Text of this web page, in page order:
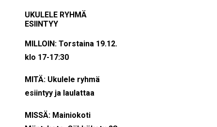
UKULELE RYHMÄ
ESIINTYY
MILLOIN: Torstaina 19.12.
klo 17-17:30
MITÄ: Ukulele ryhmä
esiintyy ja laulattaa
MISSÄ: Mainiokoti